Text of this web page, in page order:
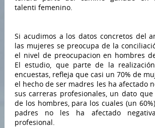
talenti femenino.
Si acudimos a los datos concretos del
las mujeres se preocupa de la
el nivel de preocupacion en hombres
El estudio, que parte de la
encuestas, refleja que casi un 70% de
el hecho de ser madres les ha afectado
sus carreras profesionales, un dato
de los hombres, para los cuales (un
padres no les ha afectado
profesional.